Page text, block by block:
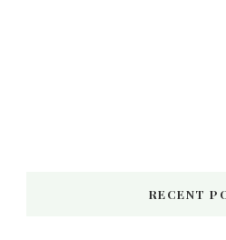
RECENT